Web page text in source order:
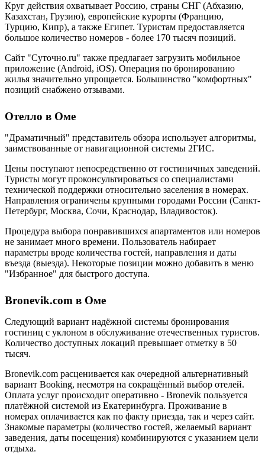
Круг действия охватывает Россию, страны СНГ (Абхазию,
Казахстан, Грузию), европейские курорты (Францию,
Турцию, Кипр), а также Египет. Туристам предоставляется
большое количество номеров - более 170 тысяч позиций.
Сайт "Суточно.ru" также предлагает загрузить мобильное
приложение (Android, iOS). Операция по бронированию
жилья значительно упрощается. Большинство "комфортных"
позиций снабжено отзывами.
Отелло в Оме
"Драматичный" представитель обзора использует алгоритмы,
заимствованные от навигационной системы 2ГИС.
Цены поступают непосредственно от гостиничных заведений.
Туристы могут проконсультироваться со специалистами
технической поддержки относительно заселения в номерах.
Направления ограничены крупными городами России (Санкт-
Петербург, Москва, Сочи, Краснодар, Владивосток).
Процедура выбора понравившихся апартаментов или номеров
не занимает много времени. Пользователь набирает
параметры вроде количества гостей, направления и даты
въезда (выезда). Некоторые позиции можно добавить в меню
"Избранное" для быстрого доступа.
Bronevik.com в Оме
Следующий вариант надёжной системы бронирования
гостиниц с уклоном в обслуживание отечественных туристов.
Количество доступных локаций превышает отметку в 50
тысяч.
Bronevik.com расценивается как очередной альтернативный
вариант Booking, несмотря на сокращённый выбор отелей.
Оплата услуг происходит оперативно - Bronevik пользуется
платёжной системой из Екатеринбурга. Проживание в
номерах оплачивается как по факту приезда, так и через сайт.
Знакомые параметры (количество гостей, желаемый вариант
заведения, даты посещения) комбинируются с указанием цели
отдыха.